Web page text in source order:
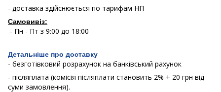
- доставка здійснюється по тарифам НП
Самовивіз:
- Пн - Пт з 9:00 до 18:00
Детальніше про доставку
- безготівковий розрахунок на банківський рахунок
- післяплата (комісія післяплати становить 2% + 20 грн від
суми замовлення).